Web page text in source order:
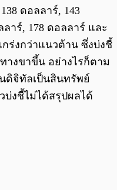
ดอลลาร์, 143
าร์, 178 ดอลลาร์ และ
ร่งกว่าแนวต้าน ซึ่งบ่งชี้
างขาขึ้น อย่างไรก็ตาม
ดิจิทัลเป็นสินทรัพย์
งชี้ไม่ได้สรุปผลได้